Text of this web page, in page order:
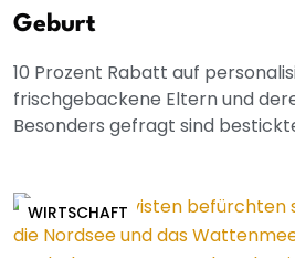
Geburt
10 Prozent Rabatt auf
frischgebackene Eltern und
Besonders gefragt sind
WIRTSCHAFT